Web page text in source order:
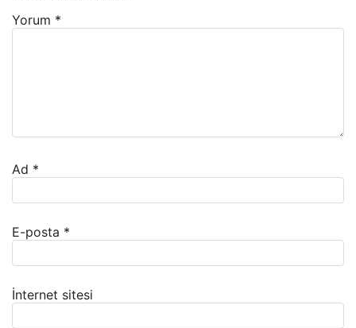
Yorum *
Ad *
E-posta *
İnternet sitesi